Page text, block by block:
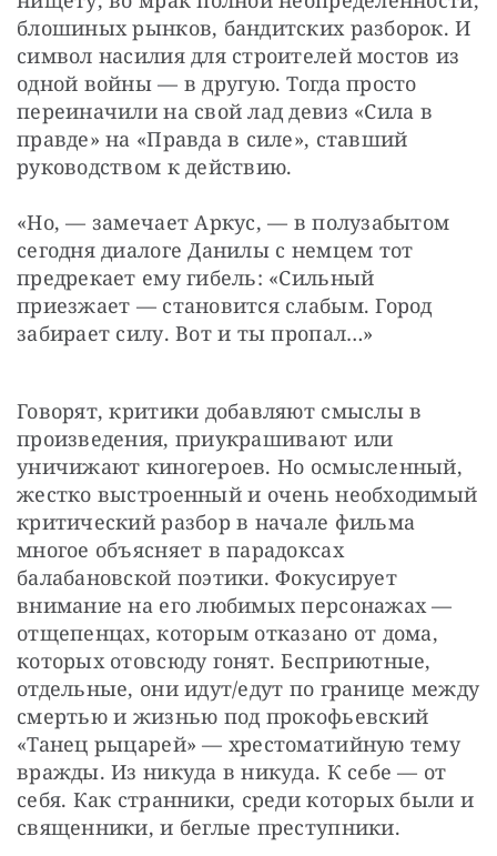
блошиных рынков, бандитских разборок. И
символ насилия для строителей мостов из
одной войны — в другую. Тогда просто
переиначили на свой лад девиз «Сила в
правде» на «Правда в силе», ставший
руководством к действию.
«Но, — замечает Аркус, — в полузабытом
сегодня диалоге Данилы с немцем тот
предрекает ему гибель: «Сильный
приезжает — становится слабым. Город
забирает силу. Вот и ты пропал…»
Говорят, критики добавляют смыслы в
произведения, приукрашивают или
уничижают киногероев. Но осмысленный,
жестко выстроенный и очень необходимый
критический разбор в начале фильма
многое объясняет в парадоксах
балабановской поэтики. Фокусирует
внимание на его любимых персонажах —
отщепенцах, которым отказано от дома,
которых отовсюду гонят. Бесприютные,
отдельные, они идут/едут по границе между
смертью и жизнью под прокофьевский
«Танец рыцарей» — хрестоматийную тему
вражды. Из никуда в никуда. К себе — от
себя. Как странники, среди которых были и
священники, и беглые преступники.